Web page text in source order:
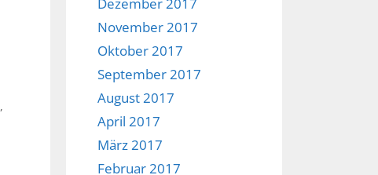
,
November 2017
Oktober 2017
September 2017
August 2017
April 2017
März 2017
Februar 2017